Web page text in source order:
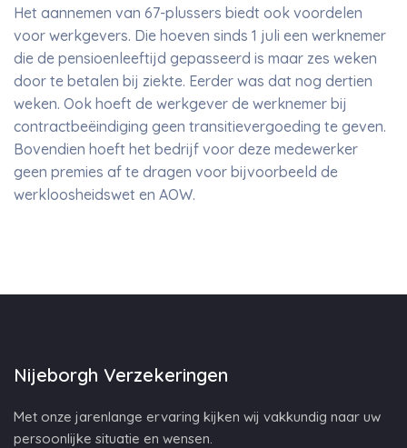
Het aannemen van 67-plussers biedt ook voordelen
voor werkgevers. Die hoeven sinds 1 juli een werknemer
die de pensioenleeftijd gepasseerd is maar zes weken
door te betalen bij ziekte. Eerder was dat nog dertien
weken. Ook hoeft de werkgever de werknemer bij
contractbeëindiging geen transitievergoeding te geven.
Bovendien hoeft het bedrijf voor deze medewerker
geen premies af te dragen voor bijvoorbeeld de
werkloosheidswet en AOW.
Nijeborgh Verzekeringen
Met onze jarenlange ervaring kijken wij vakkundig naar uw
persoonlijke situatie en wensen.